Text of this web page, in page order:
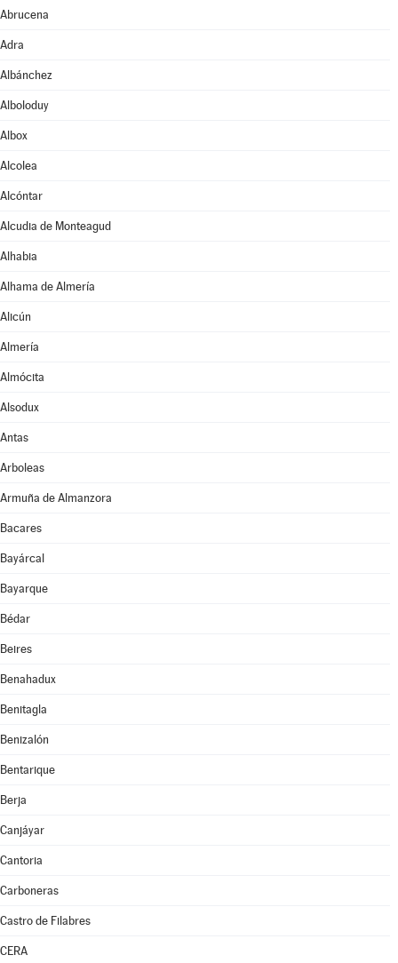
Abrucena
Adra
Albánchez
Alboloduy
Albox
Alcolea
Alcóntar
Alcudia de Monteagud
Alhabia
Alhama de Almería
Alicún
Almería
Almócita
Alsodux
Antas
Arboleas
Armuña de Almanzora
Bacares
Bayárcal
Bayarque
Bédar
Beires
Benahadux
Benitagla
Benizalón
Bentarique
Berja
Canjáyar
Cantoria
Carboneras
Castro de Filabres
CERA